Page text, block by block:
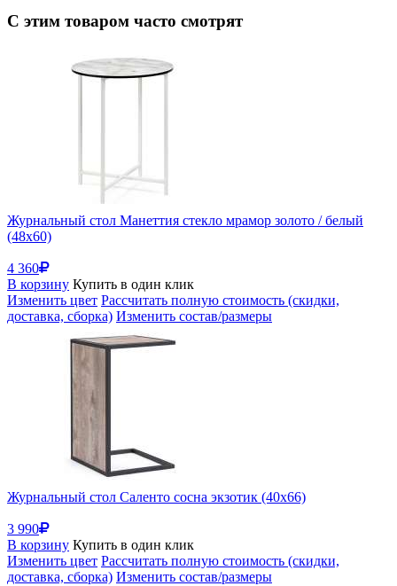
С этим товаром часто смотрят
Журнальный стол Манеттия стекло мрамор золото / белый
(48x60)
4 360
В корзину Купить в один клик
Изменить цвет Рассчитать полную стоимость (скидки,
доставка, сборка) Изменить состав/размеры
Журнальный стол Саленто сосна экзотик (40x66)
3 990
В корзину Купить в один клик
Изменить цвет Рассчитать полную стоимость (скидки,
доставка, сборка) Изменить состав/размеры